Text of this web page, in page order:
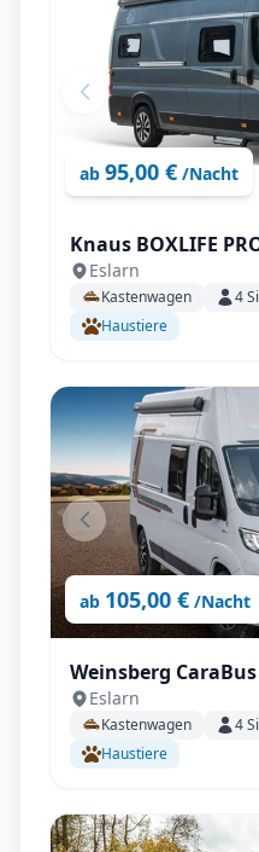
ab 95,00 € /Nacht
Knaus BOXLIFE
YEARS KNAUS mit
Eslarn
Kastenwagen 4
Haustiere
ab 105,00 € /Nacht
Weinsberg
Personen, mit Hubett,
unter 6m!
Eslarn
Kastenwagen 4
Haustiere